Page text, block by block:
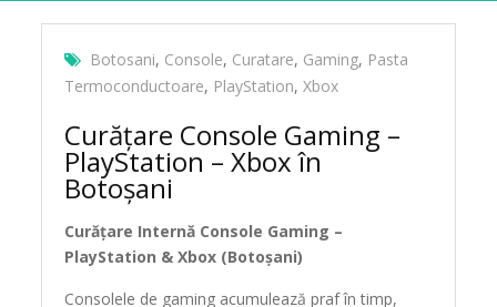
Botosani, Console, Curatare, Gaming, Pasta
Termoconductoare, PlayStation,Xbox
Curățare Console Gaming –
PlayStation – Xbox în
Botoșani
Curățare Internă Console Gaming –
PlayStation & Xbox (Botoșani)
Consolele de gaming acumulează praf în timp,